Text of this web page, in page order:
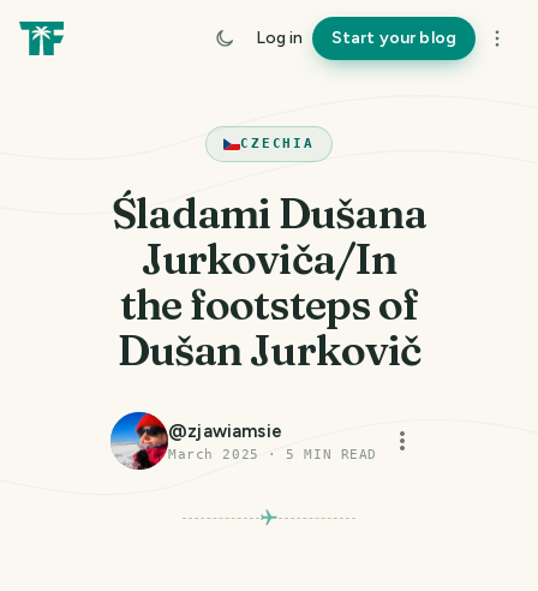
Log in Start your blog
CZECHIA
Śladami Dušana
Jurkoviča/In
the footsteps of
Dušan Jurkovič
@zjawiamsie
March 2025 ·5 MIN READ